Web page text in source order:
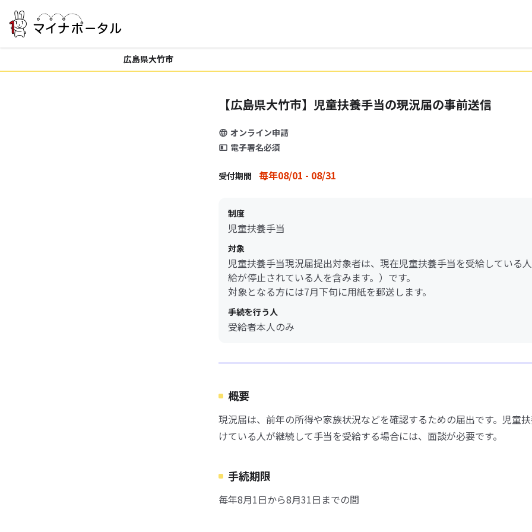
広島県大竹市
【広島県大竹市】児童扶養手当の現況届の事前送信
オンライン申請
電子署名必須
受付期間 毎年08/01 - 08/31
制度
児童扶養手当
対象
児童扶養手当現況届提出対象者は、現在児童扶養手当を受給している
給が停止されている人を含みます。）です。
対象となる方には7月下旬に用紙を郵送します。
手続を行う人
受給者本人のみ
概要
現況届は、前年の所得や家族状況などを確認するための届出です。児童
けている人が継続して手当を受給する場合には、面談が必要です。
手続期限
毎年8月1日から8月31日までの間